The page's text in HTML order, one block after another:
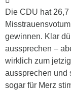
Die CDU hat
gewinnen. Klar
aussprechen –
wirklich zum
aussprechen und
sogar für Merz